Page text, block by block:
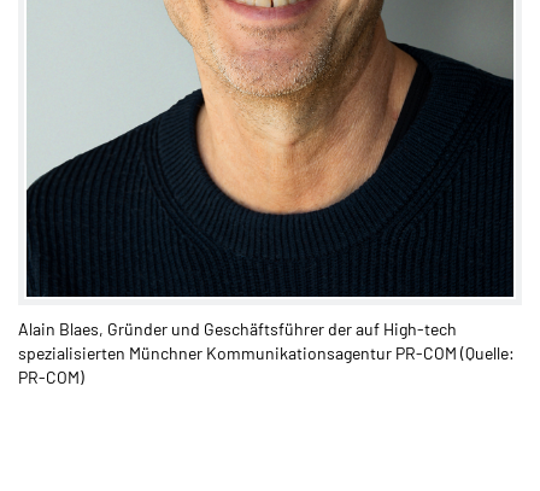
Alain Blaes, Gründer und Geschäftsführer der auf High-tech
spezialisierten Münchner Kommunikationsagentur PR-COM (Quelle:
PR-COM)